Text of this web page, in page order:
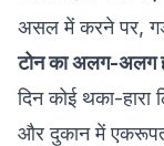
असल में करने पर,
टोन का अलग-अलग
दिन कोई थका-
और दुकान में